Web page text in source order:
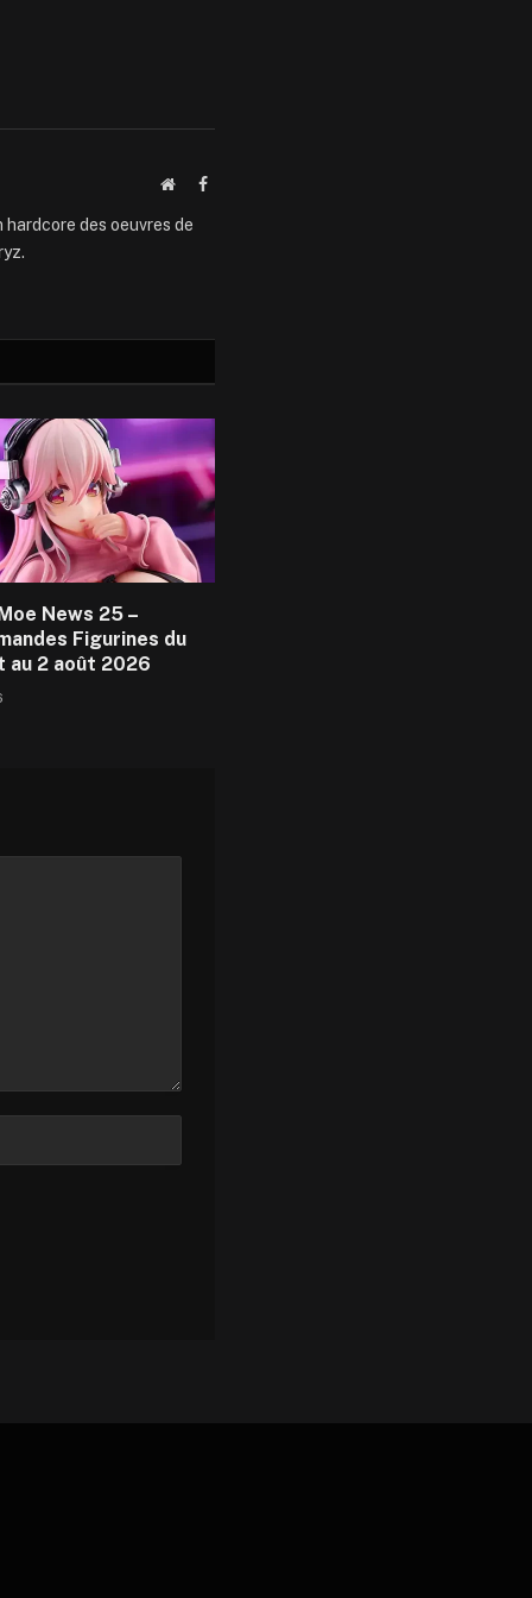
WebsiteFacebook
des oeuvres de
News 25 –
Figurines du
au 2 août 2026